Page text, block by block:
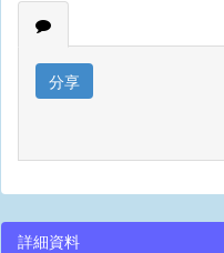
分享
詳細資料